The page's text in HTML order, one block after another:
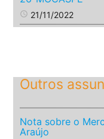
access_time 21/11/2022
Outros
Nota sobre o
Araújo